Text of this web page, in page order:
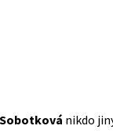
nikdo